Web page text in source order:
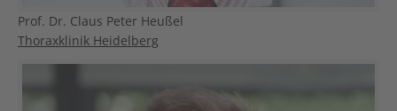
Prof. Dr. Claus Peter Heußel
Thoraxklinik Heidelberg